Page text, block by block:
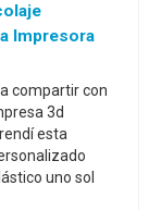
Impresora
compartir con
3d
esta
uno sol